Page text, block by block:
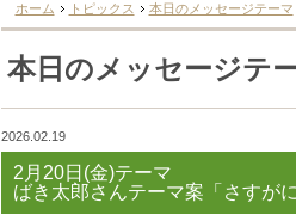
ホーム トピックス 本日のメッセージテーマ
本日のメッセージテ
2026.02.19
2月20日(金)テーマ
ばき太郎さんテーマ案「さすが